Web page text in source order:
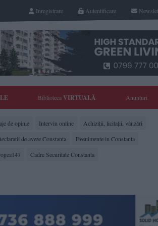
Autentificare
Inregistrare
BibliotecaVIRTUALĂ Anunturi
de opinie Interviu online
Achiziții, licitații, vânzări
de avere Constanta
Evenimente in Constanta
Cadre Securitate Constanta